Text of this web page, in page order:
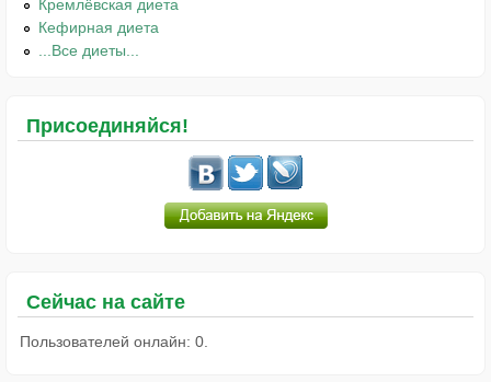
Кремлёвская диета
Кефирная диета
...Все диеты...
Присоединяйся!
Сейчас на сайте
Пользователей онлайн: 0.